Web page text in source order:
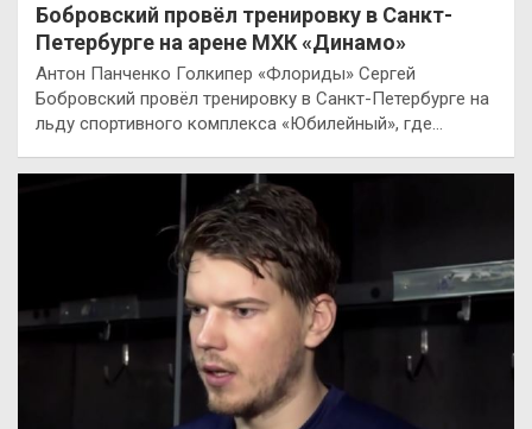
Бобровский провёл тренировку в Санкт-
Петербурге на арене МХК «Динамо»
Антон Панченко Голкипер «Флориды» Сергей
Бобровский провёл тренировку в Санкт-Петербурге на
льду спортивного комплекса «Юбилейный», где…